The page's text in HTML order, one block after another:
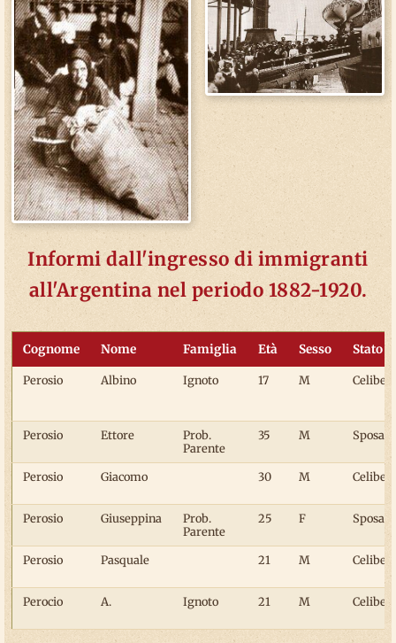
Informi dall'ingresso di immigranti
all'Argentina nel periodo 1882-1920.
Cognome Nome Famiglia Età Sesso Stato
Perosio Albino Ignoto 17 M Celibe
Perosio Ettore
Prob.
Parente
35 M Sposato
Perosio Giacomo 30 M Celibe
Perosio Giuseppina
Prob.
Parente
25 F Sposata
Perosio Pasquale 21 M Celibe
Perocio A. Ignoto 21 M Celibe